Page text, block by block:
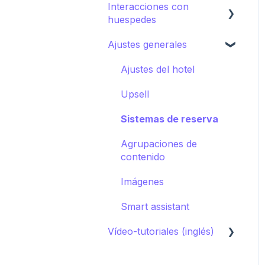
Guía de destino
Campañas
Cómo editar la app para
huéspedes
Cómo promocionar la
Interacciones con
huespedes
AI Concierge
CRM
Concierge chat
Peticiones
Ajustes generales
Ajustes del hotel
Upsell
Sistemas de reserva
Agrupaciones de
contenido
Imágenes
Smart assistant
Vídeo-tutoriales (inglés)